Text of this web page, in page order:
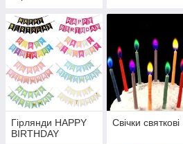
Гірлянди HAPPY
BIRTHDAY
Свічки святкові